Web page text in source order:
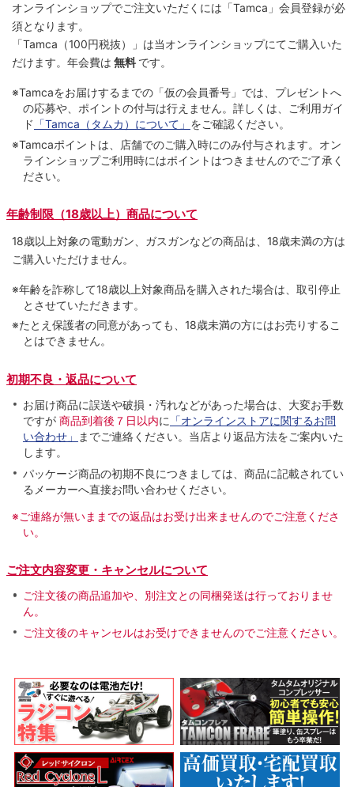
オンラインショップでご注⽂いただくには「Tamca」会員登録が必
須となります。
「Tamca （100円税抜）
」は当オンラインショップにてご購⼊いた
だけます。 年会費は 無料 です。
※Tamcaをお届けするまでの「仮の会員番号」では、プレゼントへ
の応募や、ポイントの付与は⾏えません。詳しくは、ご利⽤ガイ
ド 「Tamca（タムカ）について」 をご確認ください。
※Tamcaポイントは、店舗でのご購⼊時にのみ付与されます。オン
ラインショップご利用時にはポイントはつきませんのでご了承く
ださい。
年齢制限（18歳以上）商品について
18歳以上対象の電動ガン、ガスガンなどの商品は、18歳未満の方は
ご購入いただけません。
※年齢を詐称して18歳以上対象商品を購入された場合は、取引停止
とさせていただきます。
※たとえ保護者の同意があっても、18歳未満の方にはお売りするこ
とはできません。
初期不良・返品について
お届け商品に誤送や破損・汚れなどがあった場合は、大変お手数
ですが 商品到着後７日以内に 「オンラインストアに関するお問
い合わせ」
までご連絡ください。当店より返品方法をご案内いた
します。
パッケージ商品の初期不良につきましては、商品に記載されてい
るメーカーへ直接お問い合わせください。
※ご連絡が無いままでの返品はお受け出来ませんのでご注意くださ
い。
ご注文内容変更・キャンセルについて
ご注文後の商品追加や、別注文との同梱発送は行っておりませ
ん。
ご注文後のキャンセルはお受けできませんのでご注意ください。